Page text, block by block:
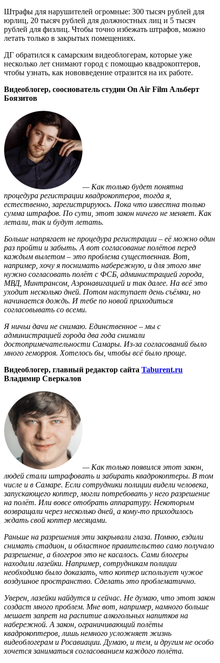
Штрафы для нарушителей огромные: 300 тысяч рублей для
юрлиц, 20 тысяч рублей для должностных лиц и 5 тысяч
рублей для физлиц. Чтобы точно избежать штрафов, можно
летать только в закрытых помещениях.
ДГ обратился к самарским видеоблогерам, которые уже
несколько лет снимают город с помощью квадрокоптеров,
чтобы узнать, как нововведение отразится на их работе.
Видеоблогер, сооснователь студии On Air Film Альберт
Боязитов
— Как только будет понятна
процедура регистрации квадрокоптеров, тогда я,
естественно, зарегистрируюсь. Пока что известна только
сумма штрафов. По сути, этот закон ничего не меняет. Как
летали, так и будут летать.
Больше напрягает не процедура регистрации – её можно один
раз пройти и забыть. А вот согласование полётов перед
каждым вылетом – это проблема существенная. Вот,
например, хочу я поснимать набережную, и для этого мне
нужно согласовать полёт с ФСБ, администрацией города,
МВД, Минтрансом, Аэронавигацией и так далее. На всё это
уходит несколько дней. Потом наступает день съёмки, но
начинается дождь. И тебе по новой приходиться
согласовывать со всеми.
Я ничьи дачи не снимаю. Единственное – мы с
администрацией города два года снимали
достопримечательности Самары. Из-за согласований было
много геморроя. Хотелось бы, чтобы всё было проще.
Видеоблогер, главный редактор сайта Taburent.ru
Владимир Сверкалов
— Как только появился этот закон,
людей стали штрафовать и забирать квадрокоптеры. В том
числе и в Самаре. Если сотрудники полиции видели человека,
запускающего коптер, могли потребовать у него разрешение
на полёт. Или вовсе отобрать аппаратуру. Некоторым
возвращали через несколько дней, а кому-то приходилось
ждать свой коптер месяцами.
Раньше на разрешения эти закрывали глаза. Помню, ездили
снимать стадион, и областное правительство само получало
разрешение, а блогеров это не касалось. Сами блогеры
находили лазейки. Например, сотрудникам полиции
необходимо было доказать, что коптер использует чужое
воздушное пространство. Сделать это проблематично.
Уверен, лазейки найдутся и сейчас. Не думаю, что этот закон
создаст много проблем. Мне вот, например, намного больше
мешает запрет на распитие алкогольных напитков на
набережной. А закон, ограничивающий полёты
квадрокоптеров, лишь немного усложняет жизнь
видеоблогерам и Росавиации. Думаю, и тем, и другим не особо
хочется заниматься согласованием каждого полёта.